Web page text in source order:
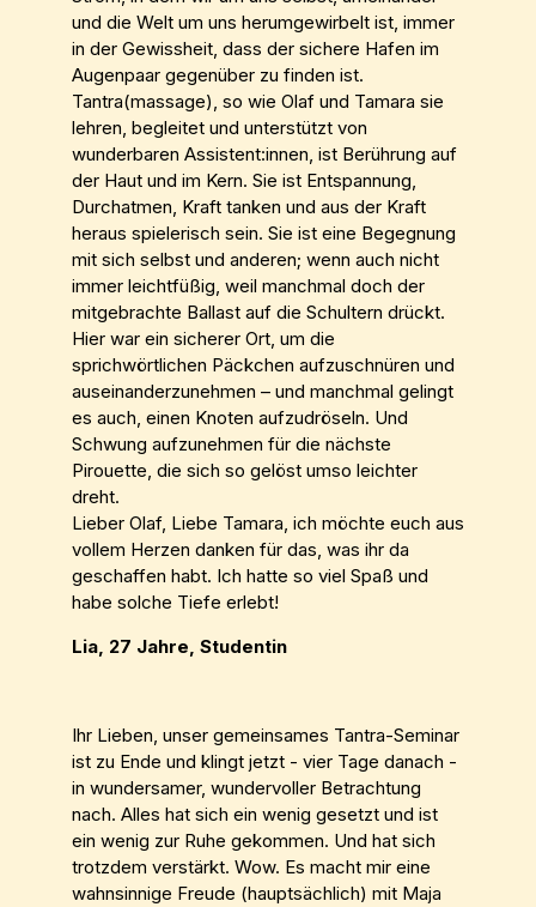
und die Welt um uns herumgewirbelt ist, immer
in der Gewissheit, dass der sichere Hafen im
Augenpaar gegenüber zu finden ist.
Tantra(massage), so wie Olaf und Tamara sie
lehren, begleitet und unterstützt von
wunderbaren Assistent:innen, ist Berührung auf
der Haut und im Kern. Sie ist Entspannung,
Durchatmen, Kraft tanken und aus der Kraft
heraus spielerisch sein. Sie ist eine Begegnung
mit sich selbst und anderen; wenn auch nicht
immer leichtfüßig, weil manchmal doch der
mitgebrachte Ballast auf die Schultern drückt.
Hier war ein sicherer Ort, um die
sprichwörtlichen Päckchen aufzuschnüren und
auseinanderzunehmen – und manchmal gelingt
es auch, einen Knoten aufzudröseln. Und
Schwung aufzunehmen für die nächste
Pirouette, die sich so gelöst umso leichter
dreht.
Lieber Olaf, Liebe Tamara, ich möchte euch aus
vollem Herzen danken für das, was ihr da
geschaffen habt. Ich hatte so viel Spaß und
habe solche Tiefe erlebt!
Lia, 27 Jahre, Studentin
Ihr Lieben, unser gemeinsames Tantra-Seminar
ist zu Ende und klingt jetzt - vier Tage danach -
in wundersamer, wundervoller Betrachtung
nach. Alles hat sich ein wenig gesetzt und ist
ein wenig zur Ruhe gekommen. Und hat sich
trotzdem verstärkt. Wow. Es macht mir eine
wahnsinnige Freude (hauptsächlich) mit Maja